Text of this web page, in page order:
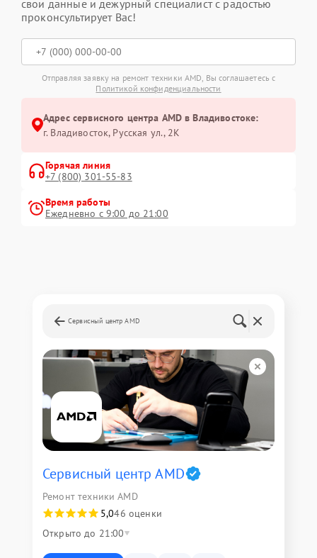
свои данные и дежурный специалист с радостью
проконсультирует Вас!
Отправляя заявку на ремонт техники AMD, Вы соглашаетесь с
Политикой конфиденциальности
Адрес сервисного центра AMD в Владивостоке:
г. Владивосток, Русская ул., 2К
Горячая линия
+7 (800) 301-55-83
Время работы
Ежедневно с 9:00 до 21:00
Сервисный центр AMD
Сервисный центр AMD
Ремонт техники AMD
5,046 оценки
Открыто до 21:00